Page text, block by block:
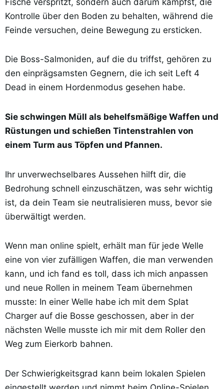
Kontrolle über den Boden zu behalten, während die
Feinde versuchen, deine Bewegung zu ersticken.
Die Boss-Salmoniden, auf die du triffst, gehören zu
den einprägsamsten Gegnern, die ich seit Left 4
Dead in einem Hordenmodus gesehen habe.
Sie schwingen Müll als behelfsmäßige Waffen und
Rüstungen und schießen Tintenstrahlen von
einem Turm aus Töpfen und Pfannen.
Ihr unverwechselbares Aussehen hilft dir, die
Bedrohung schnell einzuschätzen, was sehr wichtig
ist, da dein Team sie neutralisieren muss, bevor sie
überwältigt werden.
Wenn man online spielt, erhält man für jede Welle
eine von vier zufälligen Waffen, die man verwenden
kann, und ich fand es toll, dass ich mich anpassen
und neue Rollen in meinem Team übernehmen
musste: In einer Welle habe ich mit dem Splat
Charger auf die Bosse geschossen, aber in der
nächsten Welle musste ich mir mit dem Roller den
Weg zum Eierkorb bahnen.
Der Schwierigkeitsgrad kann beim lokalen Spielen